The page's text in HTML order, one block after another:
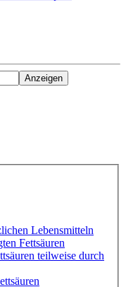
Lebensmitteln
Fettsäuren
teilweise durch